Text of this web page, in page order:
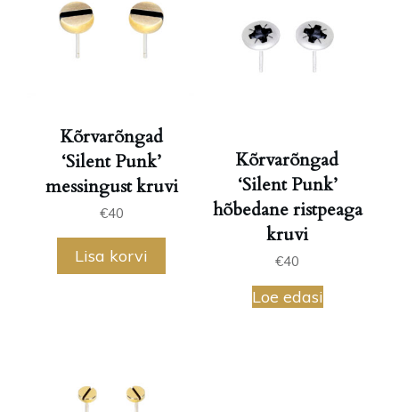
Kõrvarõngad
‘Silent Punk’
messingust kruvi
€40
Lisa korvi
Kõrvarõngad
‘Silent Punk’
hõbedane ristpeaga
kruvi
€40
Loe edasi